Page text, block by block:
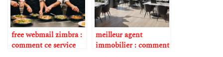
free webmail zimbra :
comment ce service
meilleur agent
immobilier : comment